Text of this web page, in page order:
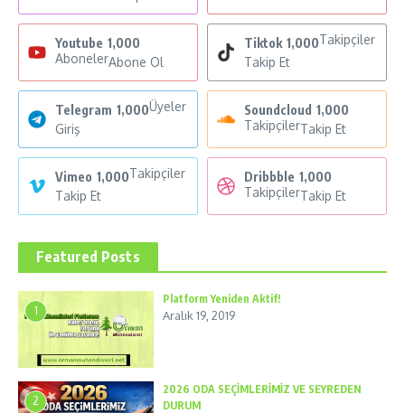
Youtube 1,000
AbonelerAbone Ol
Tiktok 1,000Takipçiler
Takip Et
Telegram 1,000Üyeler
Giriş
Soundcloud 1,000
TakipçilerTakip Et
Vimeo 1,000Takipçiler
Takip Et
Dribbble 1,000
TakipçilerTakip Et
Featured Posts
1
Platform Yeniden Aktif!
Aralık 19, 2019
2
2026 ODA SEÇİMLERİMİZ VE SEYREDEN
DURUM